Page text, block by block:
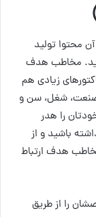
محتوا تولید
مخاطب هدف
زیادی هم
شغل، سن و
را هدر
باشید و از
هدف ارتباط
را از طریق